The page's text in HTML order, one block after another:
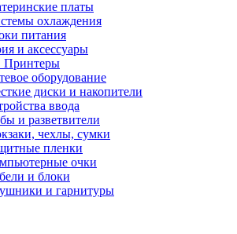
платы
охлаждения
питания
и аксессуары
Принтеры
оборудование
диски и накопители
ввода
и разветвители
чехлы, сумки
пленки
очки
и блоки
и гарнитуры